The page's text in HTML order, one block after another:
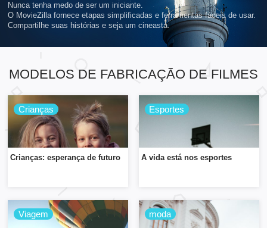
Nunca tenha medo de ser um iniciante.
O MovieZilla fornece etapas simplificadas e ferramentas fáceis de usar.
Compartilhe suas histórias e seja um cineasta.
MODELOS DE FABRICAÇÃO DE FILMES
Crianças
Crianças: esperança de futuro
Esportes
A vida está nos esportes
Viagem moda